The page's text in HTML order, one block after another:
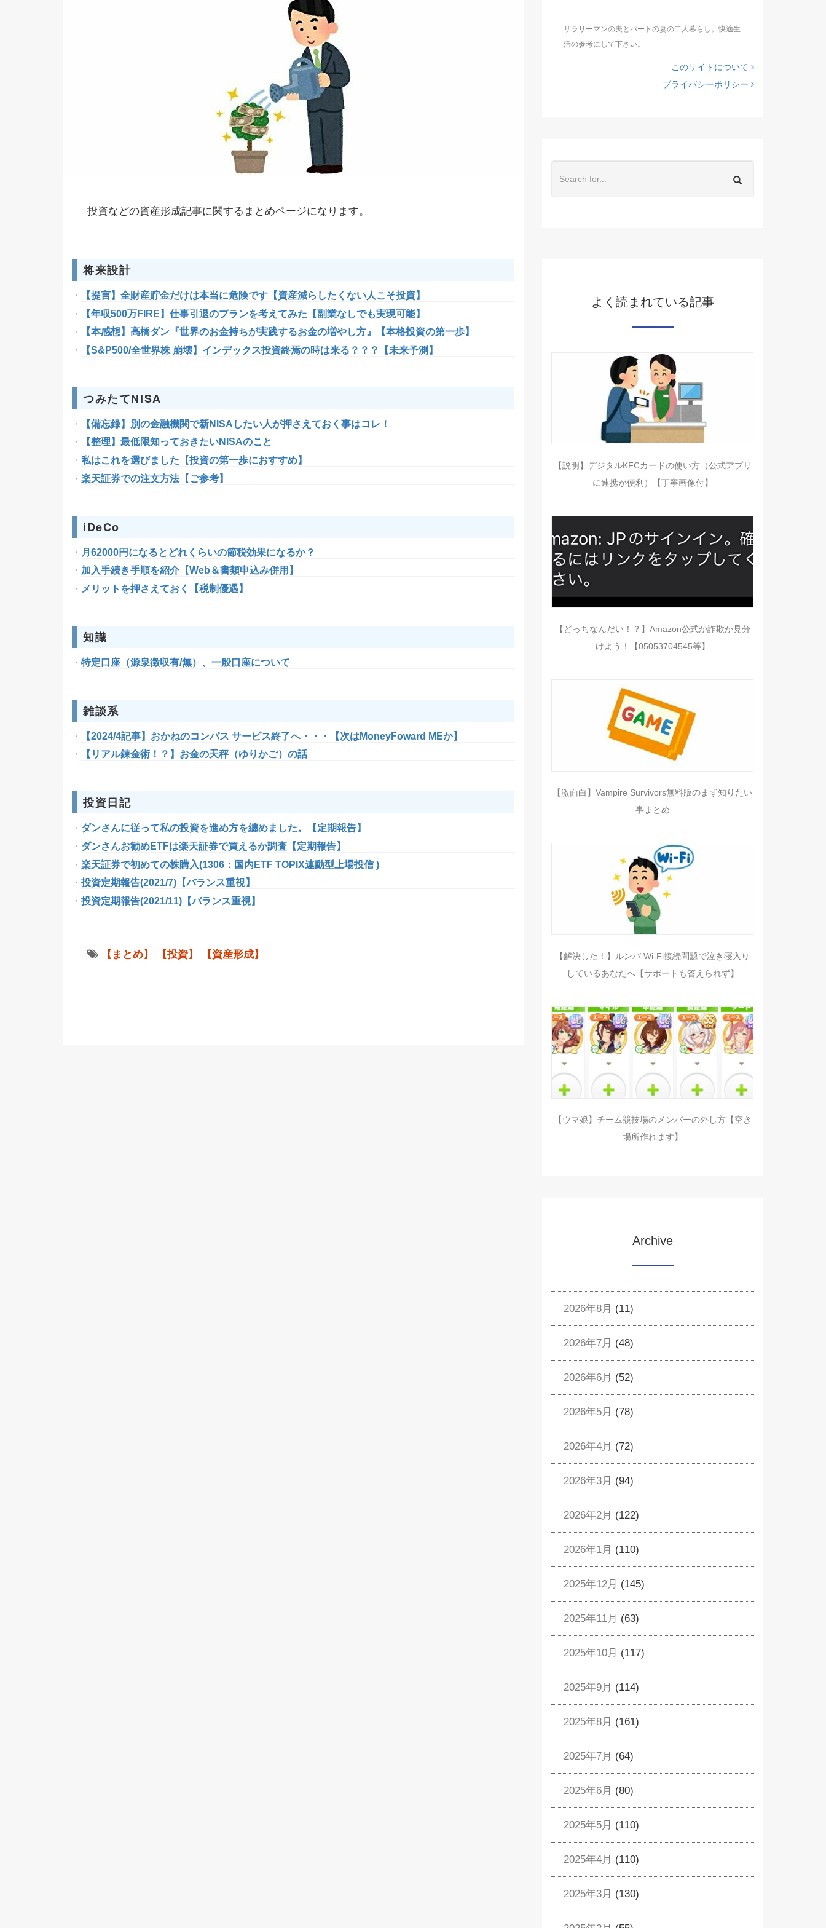
投資などの資産形成記事に関するまとめページになります。
将来設計
【提言】全財産貯金だけは本当に危険です【資産減らしたくない人こそ投資】
【年収500万FIRE】仕事引退のプランを考えてみた【副業なしでも実現可能】
【本感想】高橋ダン『世界のお金持ちが実践するお金の増やし方』【本格投資の第一歩】
【S&P500/全世界株 崩壊】インデックス投資終焉の時は来る？？？【未来予測】
つみたてNISA
【備忘録】別の金融機関で新NISAしたい人が押さえておく事はコレ！
【整理】最低限知っておきたいNISAのこと
私はこれを選びました【投資の第一歩におすすめ】
楽天証券での注文方法【ご参考】
iDeCo
月62000円になるとどれくらいの節税効果になるか？
加入手続き手順を紹介【Web＆書類申込み併用】
メリットを押さえておく【税制優遇】
知識
特定口座（源泉徴収有/無）、一般口座について
雑談系
【2024/4記事】おかねのコンパス サービス終了へ・・・【次はMoneyFoward MEか】
【リアル錬金術！？】お金の天秤（ゆりかご）の話
投資日記
ダンさんに従って私の投資を進め方を纏めました。【定期報告】
ダンさんお勧めETFは楽天証券で買えるか調査【定期報告】
楽天証券で初めての株購入(1306：国内ETF TOPIX連動型上場投信 )
投資定期報告(2021/7)【バランス重視】
投資定期報告(2021/11)【バランス重視】
【まとめ】 【投資】 【資産形成】
サラリーマンの夫とパートの妻の二人暮らし。快適生
活の参考にして下さい。
このサイトについて
プライバシーポリシー
よく読まれている記事
【説明】デジタルKFCカードの使い方（公式アプリ
に連携が便利）【丁寧画像付】
【どっちなんだい！？】Amazon公式か詐欺か見分
けよう！【05053704545等】
【激面白】Vampire Survivors無料版のまず知りたい
事まとめ
【解決した！】ルンバ Wi-Fi接続問題で泣き寝入り
しているあなたへ【サポートも答えられず】
【ウマ娘】チーム競技場のメンバーの外し方【空き
場所作れます】
Archive
2026年8月 (11)
2026年7月 (48)
2026年6月 (52)
2026年5月 (78)
2026年4月 (72)
2026年3月 (94)
2026年2月 (122)
2026年1月 (110)
2025年12月 (145)
2025年11月 (63)
2025年10月 (117)
2025年9月 (114)
2025年8月 (161)
2025年7月 (64)
2025年6月 (80)
2025年5月 (110)
2025年4月 (110)
2025年3月 (130)